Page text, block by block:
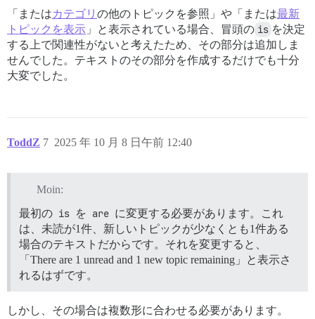
「またはカテゴリ の他のトピックを参照」や「または最新
トピックを表示 」と表示されている場合、冒頭の is を決定
する上で関連性がないと考えたため、その部分は追加しま
せんでした。テキストのその部分を作成するだけでも十分
大変でした。
ToddZ 2025 年 10 月 8 日午前 12:40
7
Moin:
最初の is を are に変更する必要があります。これ
は、未読が1件、新しいトピックが少なくとも1件ある
場合のテキストだからです。それを変更すると、
「There are 1 unread and 1 new topic remaining」と表示さ
れるはずです。
しかし、その場合は複数形に合わせる必要があります。